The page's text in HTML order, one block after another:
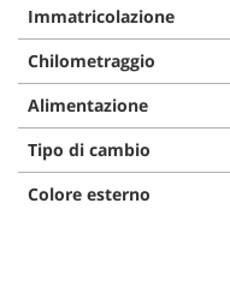
Immatricolazione
Chilometraggio
Alimentazione
Tipo di cambio
Colore esterno